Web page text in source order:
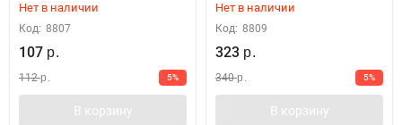
Нет в наличии
Код: 8807
107 р.
112 р. 5%
В корзину
Нет в наличии
Код: 8809
323 р.
340 р. 5%
В корзину